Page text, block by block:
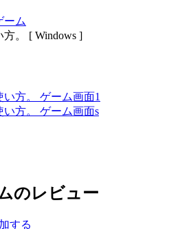
ーム
。 [ Windows ]
のレビュー
する